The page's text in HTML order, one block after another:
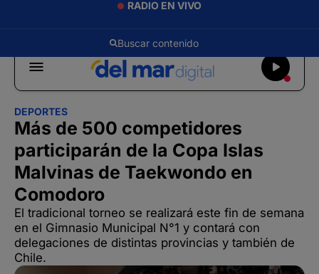
RADIO EN VIVO
DEPORTES
Más de 500 competidores
participarán de la Copa Islas
Malvinas de Taekwondo en
Comodoro
El tradicional torneo se realizará este fin de semana
en el Gimnasio Municipal N°1 y contará con
delegaciones de distintas provincias y también de
Chile.